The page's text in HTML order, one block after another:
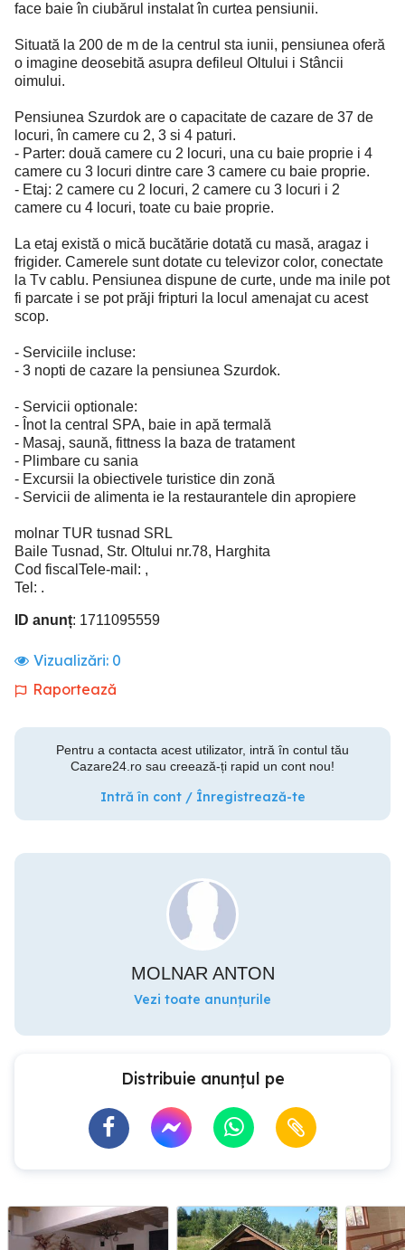
face baie în ciubărul instalat în curtea pensiunii.
Situată la 200 de m de la centrul sta iunii, pensiunea oferă
o imagine deosebită asupra defileul Oltului i Stâncii
oimului.
Pensiunea Szurdok are o capacitate de cazare de 37 de
locuri, în camere cu 2, 3 si 4 paturi.
- Parter: două camere cu 2 locuri, una cu baie proprie i 4
camere cu 3 locuri dintre care 3 camere cu baie proprie.
- Etaj: 2 camere cu 2 locuri, 2 camere cu 3 locuri i 2
camere cu 4 locuri, toate cu baie proprie.
La etaj există o mică bucătărie dotată cu masă, aragaz i
frigider. Camerele sunt dotate cu televizor color, conectate
la Tv cablu. Pensiunea dispune de curte, unde ma inile pot
fi parcate i se pot prăji fripturi la locul amenajat cu acest
scop.
- Serviciile incluse:
- 3 nopti de cazare la pensiunea Szurdok.
- Servicii optionale:
- Înot la central SPA, baie in apă termală
- Masaj, saună, fittness la baza de tratament
- Plimbare cu sania
- Excursii la obiectivele turistice din zonă
- Servicii de alimenta ie la restaurantele din apropiere
molnar TUR tusnad SRL
Baile Tusnad, Str. Oltului nr.78, Harghita
Cod fiscalTele-mail: ,
Tel: .
ID anunț: 1711095559
Vizualizări: 0
Raportează
Pentru a contacta acest utilizator, intră în contul tău
Cazare24.ro sau creează-ți rapid un cont nou!
Intră în cont / Înregistrează-te
MOLNAR ANTON
Vezi toate anunțurile
Distribuie anunțul pe